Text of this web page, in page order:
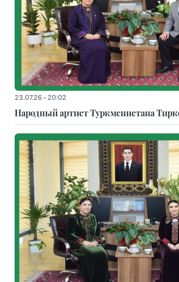
23.07.26 - 20:02
Народный артист Туркменистана